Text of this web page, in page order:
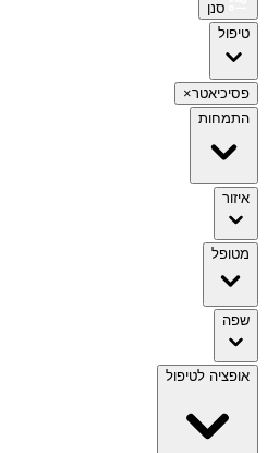
סנן
טיפול
פסיכיאטר×
התמחות
איזור
מטופל
שפה
אופציה לטיפול